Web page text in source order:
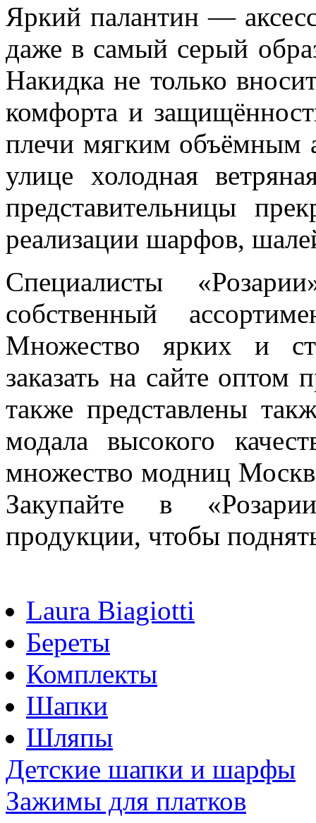
Яркий палантин —
даже в самый серый
Накидка не только
комфорта и
плечи мягким объёмным
улице холодная
представительницы
реализации шарфов,
Специалисты
собственный
Множество ярких и
заказать на сайте оптом
также представлены
модала высокого
множество модниц
Закупайте в
продукции, чтобы
Laura Biagiotti
Береты
Комплекты
Шапки
Шляпы
Детские шапки и шарфы
Зажимы для платков